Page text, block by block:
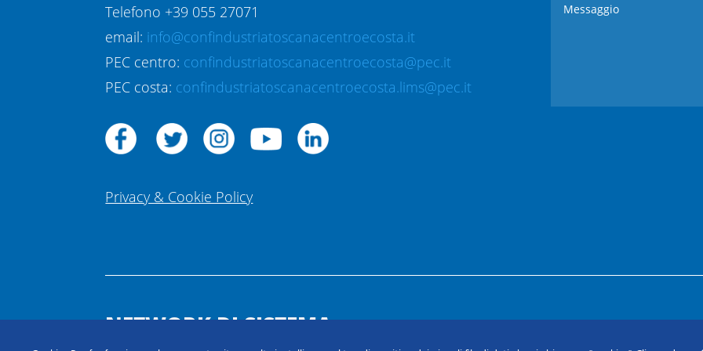
Telefono +39 055 27071
email: info@confindustriatoscanacentroecosta.it
PEC centro: confindustriatoscanacentroecosta@pec.it
PEC costa: confindustriatoscanacentroecosta.lims@pec.it
Privacy & Cookie Policy
NETWORK DI SISTEMA